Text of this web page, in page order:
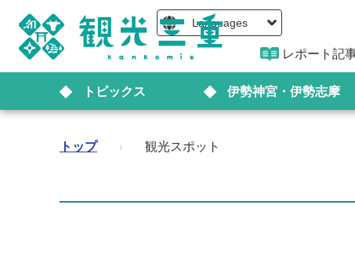
Languages
レポート記
トピックス 伊勢神宮・伊勢志摩
トップ › 観光スポット